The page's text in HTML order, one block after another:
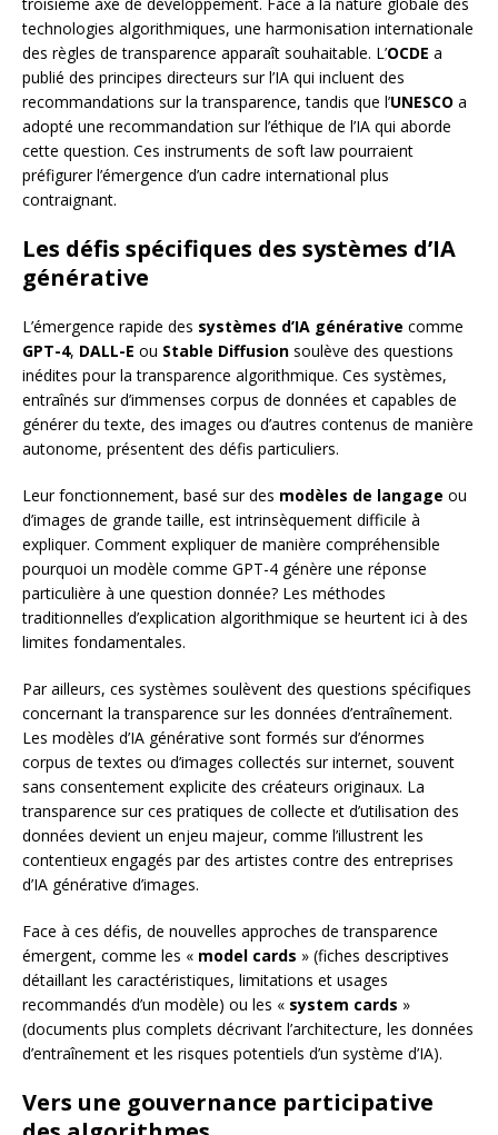
technologies algorithmiques, une harmonisation internationale
des règles de transparence apparaît souhaitable. L’OCDE a
publié des principes directeurs sur l’IA qui incluent des
recommandations sur la transparence, tandis que l’UNESCO a
adopté une recommandation sur l’éthique de l’IA qui aborde
cette question. Ces instruments de soft law pourraient
préfigurer l’émergence d’un cadre international plus
contraignant.
Les défis spécifiques des systèmes d’IA
générative
L’émergence rapide des systèmes d’IA générative comme
GPT-4, DALL-E ou Stable Diffusion soulève des questions
inédites pour la transparence algorithmique. Ces systèmes,
entraînés sur d’immenses corpus de données et capables de
générer du texte, des images ou d’autres contenus de manière
autonome, présentent des défis particuliers.
Leur fonctionnement, basé sur des modèles de langage ou
d’images de grande taille, est intrinsèquement difficile à
expliquer. Comment expliquer de manière compréhensible
pourquoi un modèle comme GPT-4 génère une réponse
particulière à une question donnée? Les méthodes
traditionnelles d’explication algorithmique se heurtent ici à des
limites fondamentales.
Par ailleurs, ces systèmes soulèvent des questions spécifiques
concernant la transparence sur les données d’entraînement.
Les modèles d’IA générative sont formés sur d’énormes
corpus de textes ou d’images collectés sur internet, souvent
sans consentement explicite des créateurs originaux. La
transparence sur ces pratiques de collecte et d’utilisation des
données devient un enjeu majeur, comme l’illustrent les
contentieux engagés par des artistes contre des entreprises
d’IA générative d’images.
Face à ces défis, de nouvelles approches de transparence
émergent, comme les « model cards » (fiches descriptives
détaillant les caractéristiques, limitations et usages
recommandés d’un modèle) ou les « system cards »
(documents plus complets décrivant l’architecture, les données
d’entraînement et les risques potentiels d’un système d’IA).
Vers une gouvernance participative